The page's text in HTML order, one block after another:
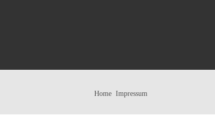
Home Impressum